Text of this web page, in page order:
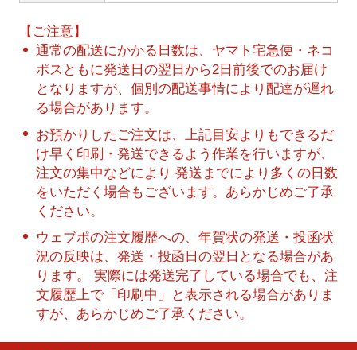
【ご注意】
通常の配送にかかる日数は、ヤマト宅急便・ネコ
ポスともに発送日の翌日から2日前後でのお届け
となりますが、個別の配送事情により配達が遅れ
る場合があります。
お預かりしたご注文は、上記目安よりもできるだ
け早く印刷・発送できるよう作業を行いますが、
注文の集中などにより 発送までにより多くの日数
をいただく場合もございます。あらかじめご了承
ください。
ウェブポの注文履歴への、年賀状の発送・投函状
況の反映は、発送・投函日の翌日となる場合があ
ります。 実際には発送完了している場合でも、注
文履歴上で「印刷中」と表示される場合がありま
すが、あらかじめご了承ください。